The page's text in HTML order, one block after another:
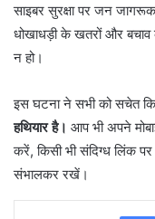
साइबर सुरक्षा पर जन
धोखाधड़ी के खतरों और बचाव
न हो।
इस घटना ने सभी को सचेत
हथियार है। आप भी अपने
करें, किसी भी संदिग्ध लिंक
संभालकर रखें।